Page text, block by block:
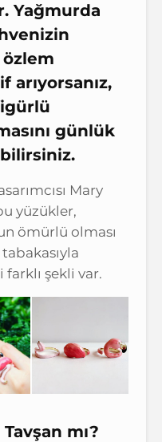
Yağmurda
özlem
günlük
Mary
yüzükler,
ömürlü olması
farklı şekli var.
mı?